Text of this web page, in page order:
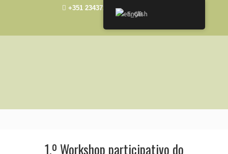
+351 234372492
1.º Workshop participativo do
English